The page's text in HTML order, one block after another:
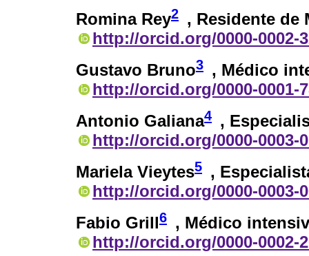
Romina Rey2 , Residente de
http://orcid.org/0000-0002-
Gustavo Bruno3 , Médico
http://orcid.org/0000-0001-
Antonio Galiana4 ,
http://orcid.org/0000-0003-
Mariela Vieytes5 ,
http://orcid.org/0000-0003-
Fabio Grill6 , Médico
http://orcid.org/0000-0002-